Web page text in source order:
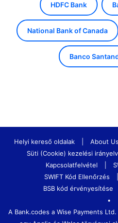
HDFC Bank
National Bank of Canada
Banco
Helyi kereső oldalak About Us
Süti (Cookie) kezelési
Kapcsolatfelvétel
SWIFT Kód Ellenőrzés
BSB kód érvényesítése
•
A Bank.codes a Wise Payments